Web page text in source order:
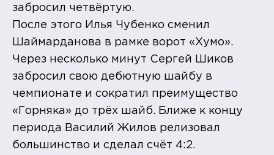
забросил четвёртую.
После этого Илья Чубенко сменил
Шаймарданова в рамке ворот «Хумо».
Через несколько минут Сергей Шиков
забросил свою дебютную шайбу в
чемпионате и сократил преимущество
«Горняка» до трёх шайб. Ближе к концу
периода Василий Жилов релизовал
большинство и сделал счёт 4:2.